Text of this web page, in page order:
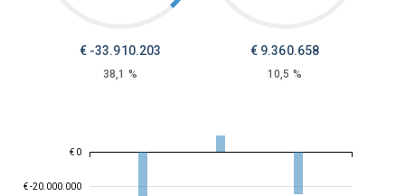
€ -33.910.203
38,1 %
€ 9.360.658
10,5 %
€ -20.000.000
€ 0